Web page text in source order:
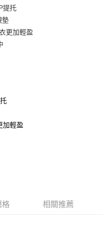
費
提托
墊
更加輕盈
加輕盈
格 相關推薦